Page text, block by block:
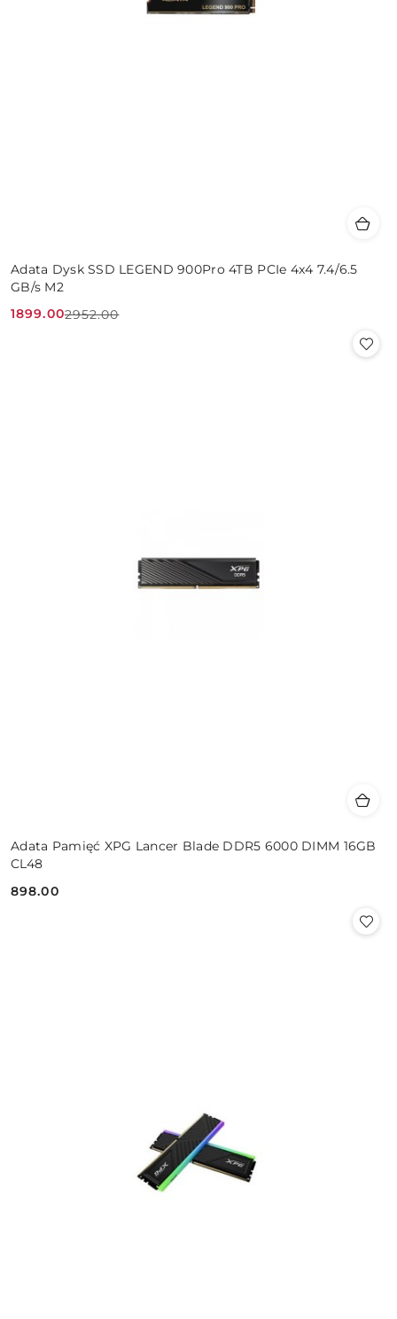
Adata Dysk SSD LEGEND 900Pro 4TB PCIe 4x4 7.4/6.5
GB/s M2
Cena
1899.00
Cena
2952.00
Adata Pamięć XPG Lancer Blade DDR5 6000 DIMM 16GB
CL48
Cena:
898.00